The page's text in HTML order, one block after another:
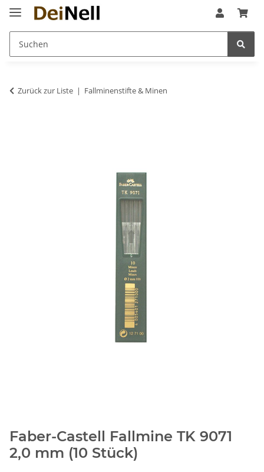
Zurück zur Liste Fallminenstifte & Minen
Faber-Castell Fallmine TK 9071
2,0 mm (10 Stück)